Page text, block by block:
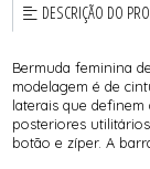
DESCRIÇÃO DO
Bermuda feminina
modelagem é de
laterais que
posteriores
botão e zíper. A